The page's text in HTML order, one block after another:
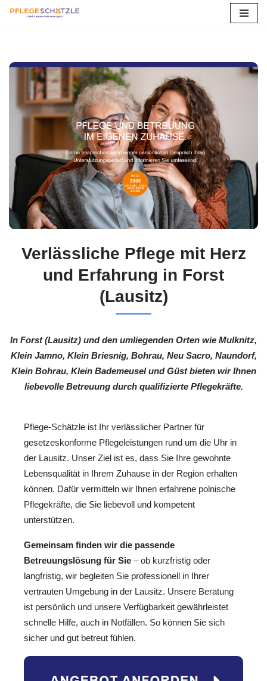
springen
Verlässliche Pflege mit Herz
und Erfahrung in Forst
(Lausitz)
In Forst (Lausitz) und den umliegenden Orten wie Mulknitz,
Klein Jamno, Klein Briesnig, Bohrau, Neu Sacro, Naundorf,
Klein Bohrau, Klein Bademeusel und Güst bieten wir Ihnen
liebevolle Betreuung durch qualifizierte Pflegekräfte.
Pflege-Schätzle ist Ihr verlässlicher Partner für
gesetzeskonforme Pflegeleistungen rund um die Uhr in
der Lausitz. Unser Ziel ist es, dass Sie Ihre gewohnte
Lebensqualität in Ihrem Zuhause in der Region erhalten
können. Dafür vermitteln wir Ihnen erfahrene polnische
Pflegekräfte, die Sie liebevoll und kompetent
unterstützen.
Gemeinsam finden wir die passende
Betreuungslösung für Sie – ob kurzfristig oder
langfristig, wir begleiten Sie professionell in Ihrer
vertrauten Umgebung in der Lausitz. Unsere Beratung
ist persönlich und unsere Verfügbarkeit gewährleistet
schnelle Hilfe, auch in Notfällen. So können Sie sich
sicher und gut betreut fühlen.